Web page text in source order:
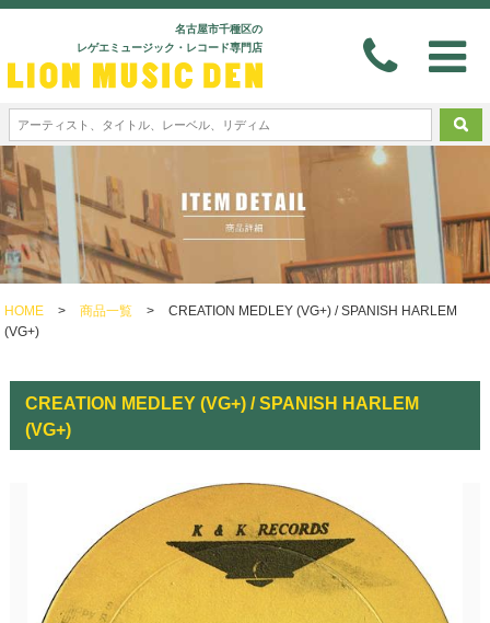
名古屋市千種区の
レゲエミュージック・レコード専門店
HOME > 商品一覧 >
CREATION MEDLEY (VG+) / SPANISH HARLEM
(VG+)
CREATION MEDLEY (VG+) / SPANISH HARLEM
(VG+)